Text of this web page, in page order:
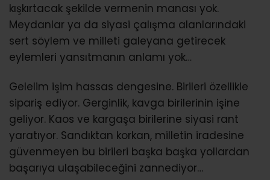
kışkırtacak şekilde vermenin manası yok.
Meydanlar ya da siyasi çalışma alanlarındaki
sert söylem ve milleti galeyana getirecek
eylemleri yansıtmanın anlamı yok…
Gelelim işim hassas dengesine. Birileri özellikle
sipariş ediyor. Gerginlik, kavga birilerinin işine
geliyor. Kaos ve kargaşa birilerine siyasi rant
yaratıyor. Sandıktan korkan, milletin iradesine
güvenmeyen bu birileri başka başka yollardan
başarıya ulaşabileceğini zannediyor…